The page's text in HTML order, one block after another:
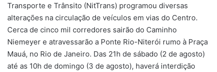
Transporte e Trânsito (NitTrans) programou diversas
alterações na circulação de veículos em vias do Centro.
Cerca de cinco mil corredores sairão do Caminho
Niemeyer e atravessarão a Ponte Rio-Niterói rumo à Praça
Mauá, no Rio de Janeiro. Das 21h de sábado (2 de agosto)
até as 10h de domingo (3 de agosto), haverá interdição